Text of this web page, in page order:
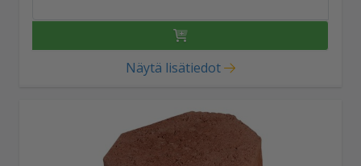
Näytä lisätiedot